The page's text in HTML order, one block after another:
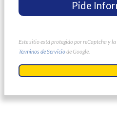
Este sitio está protegido por reCaptcha y la
Términos de Serviciode Google.